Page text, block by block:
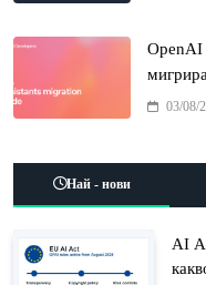
OpenAI
03/08/
Най - нови
AI